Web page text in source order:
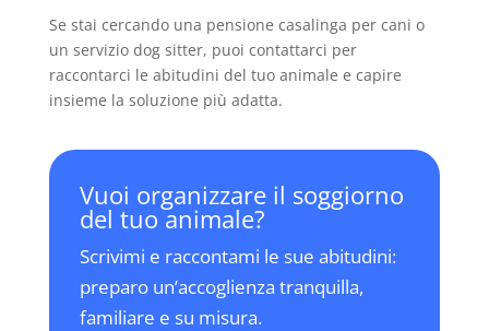
Se stai cercando una pensione casalinga per cani o
un servizio dog sitter, puoi contattarci per
raccontarci le abitudini del tuo animale e capire
insieme la soluzione più adatta.
Vuoi organizzare il soggiorno
del tuo animale?
Scrivimi e raccontami le sue abitudini:
preparo un’accoglienza tranquilla,
familiare e su misura.